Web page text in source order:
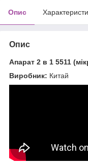
Опис
Опис
Апарат 2 в 1 5511
Виробник: Китай